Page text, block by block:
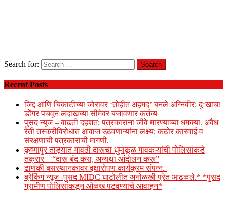
Search for:
Recent Posts
जिद्द आणि चिकाटीच्या जोरावर ‘तोहीत अहमद’ बनले अग्निवीर; दुःखाचा
डोंगर पचवून लदाखच्या सीमेवर बजावणार कर्तव्य
पुसद न्यूज – वाढती दहशत; पत्रकारांना जीवे मारण्याच्या धमक्या. अवैध
रेती तस्करीविरोधात आवाज उठवणाऱ्यांना लक्ष्य; कठोर कारवाई व
संरक्षणाची पत्रकारांची मागणी.
कृष्णापुर तांड्यात गावठी दारूचा धुमाकूळ गावकऱ्यांची पोलिसांकडे
तक्रार – “दारू बंद करा, अन्यथा आंदोलन करू”
ढाणकी बसस्थानकावर वृक्षारोपण कार्यक्रम संपन्न.
ब्रेकिंग न्यूज -पुसद MIDC घाटोलीत अनोळखी प्रेत आढळले.* *पुसद
ग्रामीण पोलिसांकडून ओळख पटवण्याचे आवाहन*